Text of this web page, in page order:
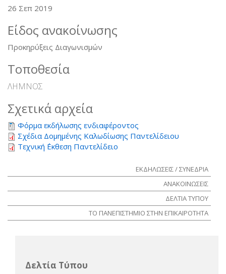
26 Σεπ 2019
Είδος ανακοίνωσης
Προκηρύξεις Διαγωνισμών
Τοποθεσία
ΛΗΜΝΟΣ
Σχετικά αρχεία
Φόρμα εκδήλωσης ενδιαφέροντος
Σχέδια Δομημένης Καλωδίωσης Παντελίδειου
Τεχνική ΄Εκθεση Παντελίδειο
ΕΚΔΗΛΩΣΕΙΣ / ΣΥΝΕΔΡΙΑ
ΑΝΑΚΟΙΝΩΣΕΙΣ
ΔΕΛΤΙΑ ΤΥΠΟΥ
ΤΟ ΠΑΝΕΠΙΣΤΗΜΙΟ ΣΤΗΝ ΕΠΙΚΑΙΡΟΤΗΤΑ
Δελτία Τύπου